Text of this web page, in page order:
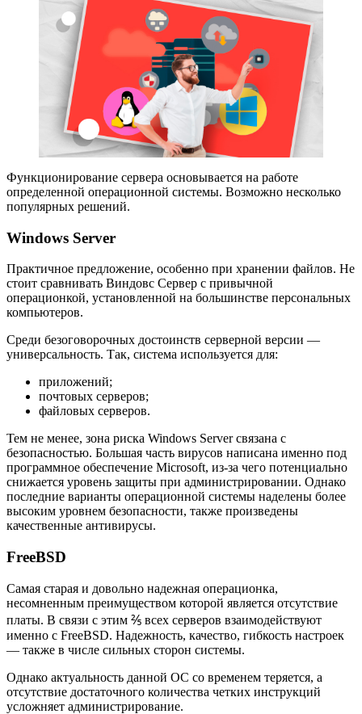
Функционирование сервера основывается на работе
определенной операционной системы. Возможно несколько
популярных решений.
Windows Server
Практичное предложение, особенно при хранении файлов. Не
стоит сравнивать Виндовс Сервер с привычной
операционкой, установленной на большинстве персональных
компьютеров.
Среди безоговорочных достоинств серверной версии —
универсальность. Так, система используется для:
приложений;
почтовых серверов;
файловых серверов.
Тем не менее, зона риска Windows Server связана с
безопасностью. Большая часть вирусов написана именно под
программное обеспечение Microsoft, из-за чего потенциально
снижается уровень защиты при администрировании. Однако
последние варианты операционной системы наделены более
высоким уровнем безопасности, также произведены
качественные антивирусы.
FreeBSD
Самая старая и довольно надежная операционка,
несомненным преимуществом которой является отсутствие
платы. В связи с этим ⅖ всех серверов взаимодействуют
именно с FreeBSD. Надежность, качество, гибкость настроек
— также в числе сильных сторон системы.
Однако актуальность данной ОС со временем теряется, а
отсутствие достаточного количества четких инструкций
усложняет администрирование.